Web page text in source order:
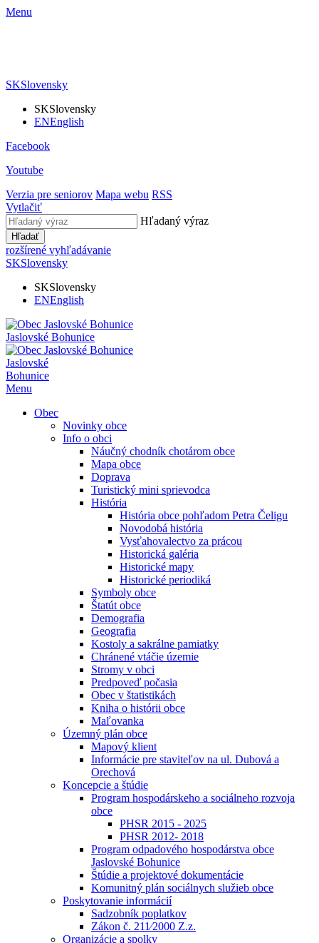
Menu
SKSlovensky
SKSlovensky
ENEnglish
Facebook
Youtube
Verzia pre seniorov Mapa webu RSS
Vytlačiť
Hľadaný výraz
Hľadať
rozšírené vyhľadávanie
SKSlovensky
SKSlovensky
ENEnglish
Jaslovské Bohunice
Jaslovské
Bohunice
Menu
Obec
Novinky obce
Info o obci
Náučný chodník chotárom obce
Mapa obce
Doprava
Turistický mini sprievodca
História
História obce pohľadom Petra Čeligu
Novodobá história
Vysťahovalectvo za prácou
Historická galéria
Historické mapy
Historické periodiká
Symboly obce
Štatút obce
Demografia
Geografia
Kostoly a sakrálne pamiatky
Chránené vtáčie územie
Stromy v obci
Predpoveď počasia
Obec v štatistikách
Kniha o histórii obce
Maľovanka
Územný plán obce
Mapový klient
Informácie pre staviteľov na ul. Dubová a
Orechová
Koncepcie a štúdie
Program hospodárskeho a sociálneho rozvoja
obce
PHSR 2015 - 2025
PHSR 2012- 2018
Program odpadového hospodárstva obce
Jaslovské Bohunice
Štúdie a projektové dokumentácie
Komunitný plán sociálnych služieb obce
Poskytovanie informácií
Sadzobník poplatkov
Zákon č. 211⁄2000 Z.z.
Organizácie a spolky